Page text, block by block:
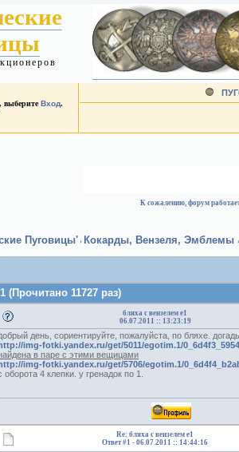
выберитеВход.
К сожалению, форум
Пуговицы' › Кокарды, Вензеля, Эмблемы ›
(Прочитано 11727 раз)
бляха с вензелем е1
06.07.2011 :: 13:23:19
день, сориентируйте, пожалуйста, по бляхе.
img-fotki.yandex.ru/get/5011/egotim.1/
в паре с этими вещицами
img-fotki.yandex.ru/get/5706/egotim.1/
оборота 4 клепки. у гренадок по 1.
Re: бляха с вензелем е1
Ответ #1 -06.07.2011 :: 14:44:16